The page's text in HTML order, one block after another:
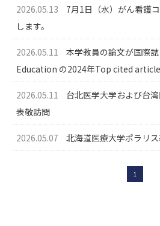
2026.05.13
7月1日（水）がん看護
します。
2026.05.11
本学教員の論文が国際
Education の2024年Top cited
2026.05.11
台北医学大学および台
表敬訪問
2026.05.07 北海道医療大学ポラリ
1